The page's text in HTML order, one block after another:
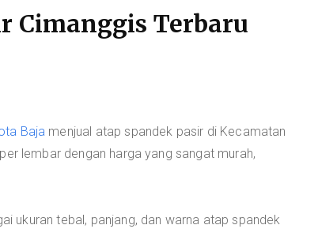
Cimanggis Terbaru
Baja menjual atap spandek pasir di Kecamatan
lembar dengan harga yang sangat murah,
ukuran tebal, panjang, dan warna atap spandek